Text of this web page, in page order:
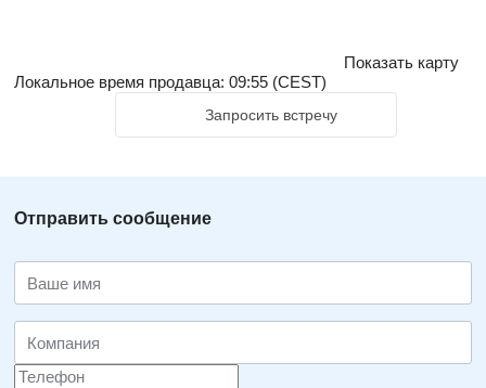
Показать карту
Локальное время продавца: 09:55 (CEST)
Запросить встречу
Отправить сообщение